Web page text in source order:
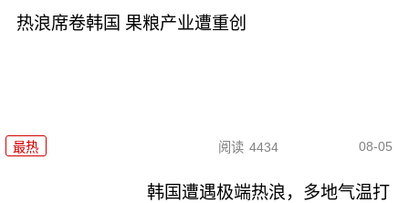
热浪席卷韩国 果粮产业遭重创
最热 阅读 4434 08-05
韩国遭遇极端热浪，多地气温打